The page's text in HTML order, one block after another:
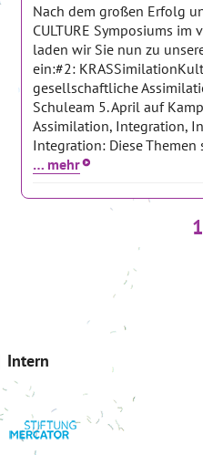
Nach dem großen Erfolg
CULTURE Symposiums im
laden wir Sie nun zu
ein:#2:
gesellschaftliche
Schuleam 5. April auf
Assimilation, Integration,
Integration: Diese
… mehr
1
Intern